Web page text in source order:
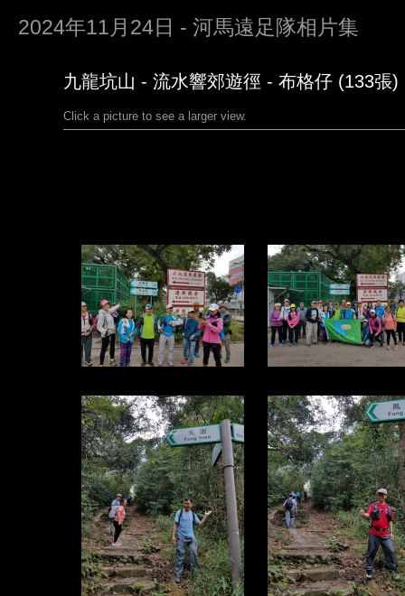
2024年11月24日 - 河馬遠足隊相片集
九龍坑山 - 流水響郊遊徑 - 布格仔 (133張)
Click a picture to see a larger view.